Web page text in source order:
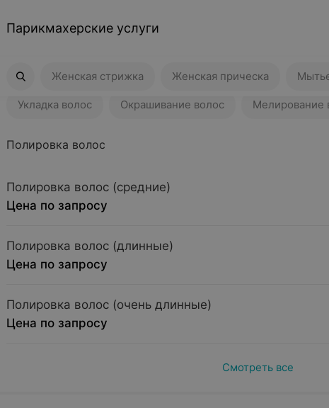
Парикмахерские услуги
Женская стрижка Женская прическа
Женская стрижка Женская прическа Мытье волос
Укладка волос Окрашивание волос Мелирование
Полировка волос
Полировка волос (средние)
Цена по запросу
Полировка волос (длинные)
Цена по запросу
Полировка волос (очень длинные)
Цена по запросу
Смотреть все